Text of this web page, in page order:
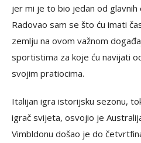
jer mi je to bio jedan od glavnih
Radovao sam se što ću imati
zemlju na ovom važnom
sportistima za koje ću navijati
svojim pratiocima.
Italijan igra istorijsku sezonu,
igrač svijeta, osvojio je
Vimbldonu došao je do